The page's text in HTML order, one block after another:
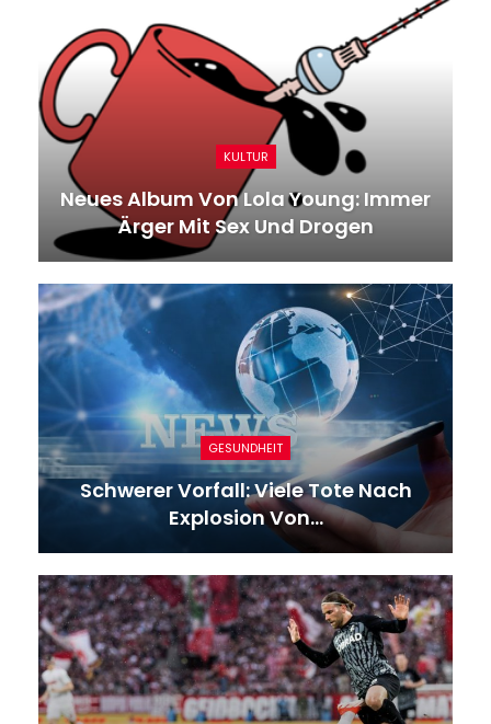
KULTUR
Neues Album Von Lola Young: Immer
Ärger Mit Sex Und Drogen
GESUNDHEIT
Schwerer Vorfall: Viele Tote Nach
Explosion Von…